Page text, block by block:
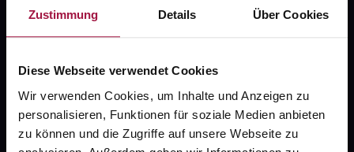
Zustimmung Details Über Cookies
Diese Webseite verwendet Cookies
Wir verwenden Cookies, um Inhalte und Anzeigen zu
personalisieren, Funktionen für soziale Medien anbieten
zu können und die Zugriffe auf unsere Webseite zu
Datenschutz
AGB
Impressum